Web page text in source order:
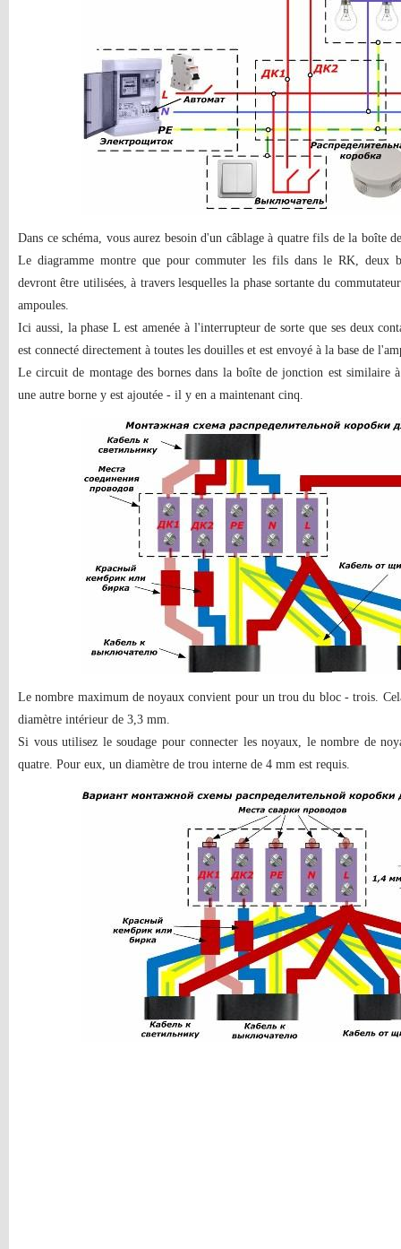
Dans ce schéma, vous aurez besoin d'un câblage à quatre fils de la boîte
Le diagramme montre que pour commuter les fils dans le RK, deux
devront être utilisées, à travers lesquelles la phase sortante du
ampoules.
Ici aussi, la phase L est amenée à l'interrupteur de sorte que ses deux
est connecté directement à toutes les douilles et est envoyé à la base de
Le circuit de montage des bornes dans la boîte de jonction est similaire
une autre borne y est ajoutée - il y en a maintenant cinq.
Le nombre maximum de noyaux convient pour un trou du bloc - trois.
diamètre intérieur de 3,3 mm.
Si vous utilisez le soudage pour connecter les noyaux, le nombre de
quatre. Pour eux, un diamètre de trou interne de 4 mm est requis.